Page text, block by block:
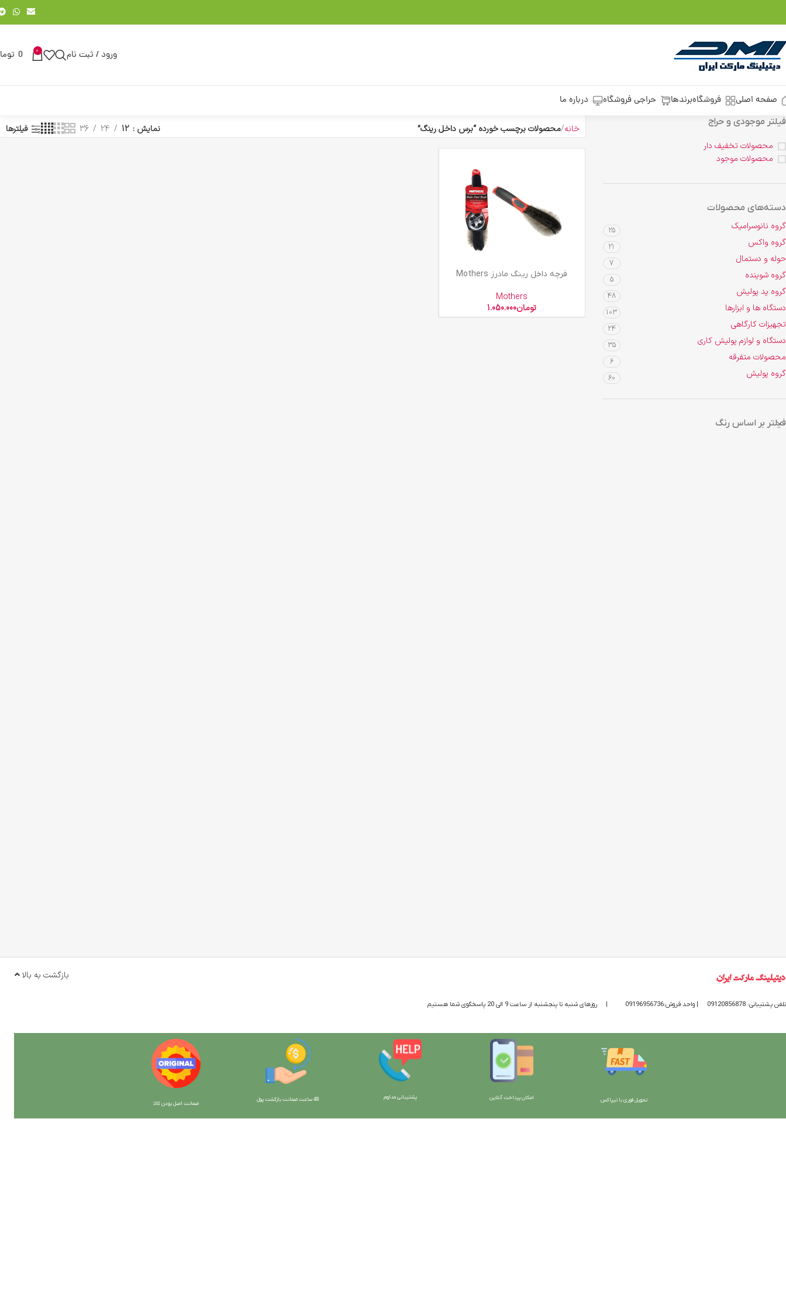
ورود / ثبت نام 0
0
صفحه اصلی فروشگاهبرندها حراجی فروشگاه درباره ما
فیلتر موجودی و حراج
محصولات تخفیف دار
محصولات موجود
دسته‌های محصولات
گروه نانوسرامیک 25
گروه واکس 21
حوله و دستمال 7
گروه شوینده 5
گروه پد پولیش 48
دستگاه ها و ابزارها 103
تجهیزات کارگاهی 24
دستگاه و لوازم پولیش کاری 35
محصولات متفرقه 6
گروه پولیش 60
فیلتر بر اساس رنگ
خانه محصولات برچسب خورده “برس داخل رینگ” نمایش 12
24
36 فیلترها
افزودن به سبد خرید
فرچه داخل رینگ مادرز Mothers
Mothers
تومان1.050.000
تلفن پشتیبانی: 09120856878 | واحد فروش:09196956736 | روزهای شنبه تا پنجشنبه از ساعت 9 الی 20 پاسخگوی شما هستیم
بازگشت به بالا
تحویل فوری با تیپاکس امکان پرداخت آنلاین پشتیبانی مداوم 48 ساعت ضمانت بازگش ت پول
ضمانت اصل بودن کالا